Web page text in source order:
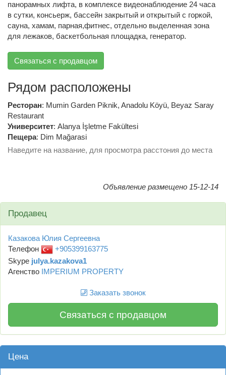
панорамных лифта, в комплексе видеонаблюдение 24 часа
в сутки, консьерж, бассейн закрытый и открытый с горкой,
сауна, хамам, парная,фитнес, отдельно выделенная зона
для лежаков, баскетбольная площадка, генератор.
Связаться с продавцом
Рядом расположены
Ресторан: Mumin Garden Piknik, Anadolu Köyü, Beyaz Saray
Restaurant
Университет: Alanya İşletme Fakültesi
Пещера: Dim Mağarasi
Наведите на название, для просмотра расстония до места
Объявление размещено 15-12-14
Продавец
Казакова Юлия Сергеевна
Телефон
+905399163775
Skype julya.kazakova1
Агенство IMPERIUM PROPERTY
Заказать звонок
Связаться с продавцом
Цена